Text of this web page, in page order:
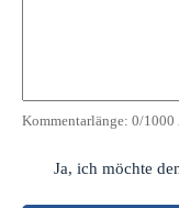
Kommentarlänge: 0/1000
Ja, ich möchte